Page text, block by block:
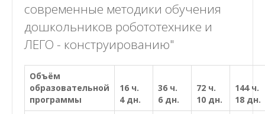
современные методики обучения
дошкольников робототехнике и
ЛЕГО - конструированию"
Объём
образовательной
программы
16 ч.
4 дн.
36 ч.
6 дн.
72 ч.
10 дн.
144 ч.
18 дн.